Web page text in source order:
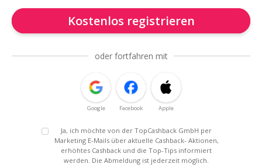
Kostenlos registrieren
oder fortfahren mit
Google Facebook Apple
Ja, ich möchte von der TopCashback GmbH per
Marketing E-Mails über aktuelle Cashback- Aktionen,
erhöhtes Cashback und die Top-Tips informiert
werden. Die Abmeldung ist jederzeit möglich.